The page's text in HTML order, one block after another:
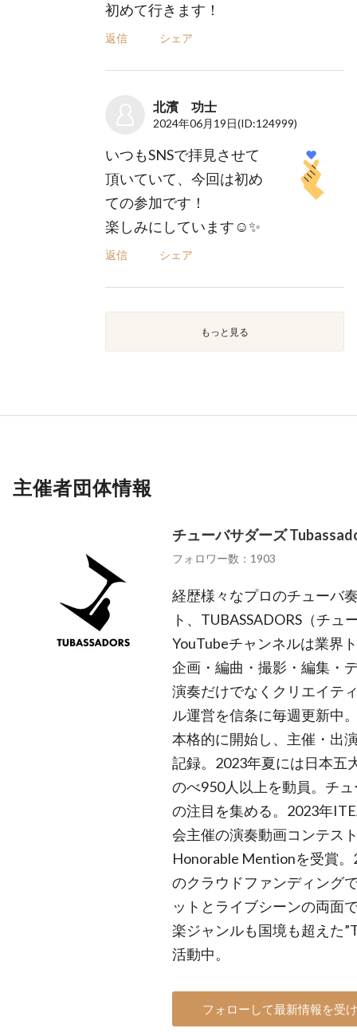
初めて行きます！
返信 シェア
北濱 功士
2024年06月19日(ID:124999)
いつもSNSで拝見させて
頂いていて、今回は初め
ての参加です！
楽しみにしています☺️✨
返信 シェア
もっと見る
主催者団体情報
チューバサダーズ
フォロワー数：1903
経歴様々なプロのチューバ
ト、TUBASSADORS（チ
YouTubeチャンネルは業界
企画・編曲・撮影・編集・
演奏だけでなくクリエイテ
ル運営を信条に毎週更新中
本格的に開始し、主催・出
記録。2023年夏には日本五
のべ950人以上を動員。チ
の注目を集める。2023年
会主催の演奏動画コンテス
Honorable Mentionを受賞
のクラウドファンディング
ットとライブシーンの両面
楽ジャンルも国境も超えた
活動中。
フォローして最新情報を受